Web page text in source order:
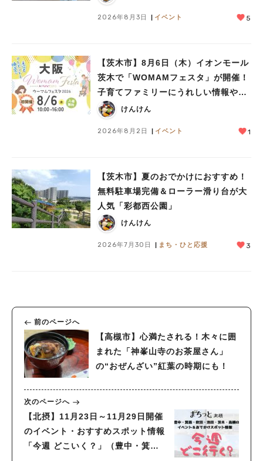
2026年8月3日 イベント 5
【茨木市】8月6日（木）イオンモール
茨木で「WOMAMフェスタ」が開催！
子育てファミリーにうれしい情報やプ
レゼントがいっぱい♪
けんけん
2026年8月2日 イベント 1
【茨木市】夏のおでかけにおすすめ！
無料駐車場完備＆ローラー滑り台が大
人気「彩都西公園」
けんけん
2026年7月30日 まち・ひと応援 3
前のページへ
【高槻市】心満たされる！木々に囲
まれた「神峯山寺のお茶屋さん」
の“おぜんざい”紅葉の時期にも！
次のページへ
【北摂】11月23日～11月29日開催
のイベント・おすすめスポット情報
「今週 どこいく？」（豊中・箕